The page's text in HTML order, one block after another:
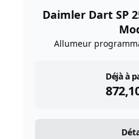
Daimler Dart SP
Allumeur
Déjà à